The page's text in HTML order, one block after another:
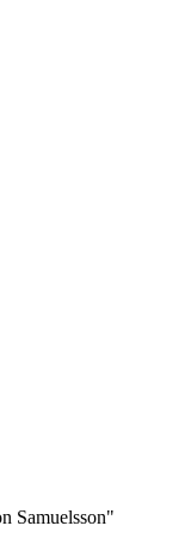
Samuelsson"